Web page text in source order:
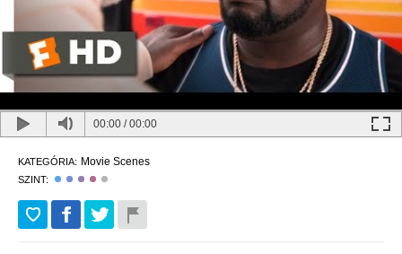
00:00 /00:00
KATEGÓRIA: Movie Scenes
SZINT: